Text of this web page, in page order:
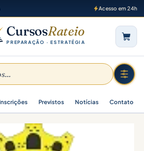
Acesso em 24h
CursosRateio
PREPARAÇÃO · ESTRATÉGIA
Previstos Notícias Contato